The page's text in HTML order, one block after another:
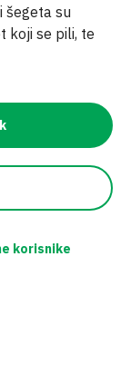
šegeta su
koji se pili, te
korisnike